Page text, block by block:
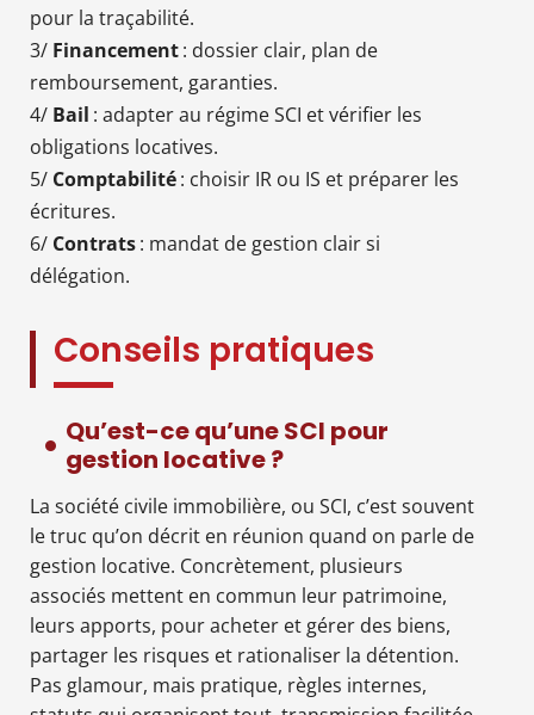
pour la traçabilité.
3/ Financement: dossier clair, plan de
remboursement, garanties.
4/ Bail : adapter au régime SCI et vérifier les
obligations locatives.
5/ Comptabilité: choisir IR ou IS et préparer les
écritures.
6/ Contrats: mandat de gestion clair si
délégation.
Conseils pratiques
Qu’est-ce qu’une SCI pour
gestion locative ?
La société civile immobilière, ou SCI, c’est souvent
le truc qu’on décrit en réunion quand on parle de
gestion locative. Concrètement, plusieurs
associés mettent en commun leur patrimoine,
leurs apports, pour acheter et gérer des biens,
partager les risques et rationaliser la détention.
Pas glamour, mais pratique, règles internes,